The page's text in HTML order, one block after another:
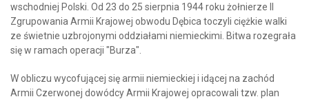
wschodniej Polski. Od 23 do 25 sierpnia 1944 roku żołnierze II
Zgrupowania Armii Krajowej obwodu Dębica toczyli ciężkie walki
ze świetnie uzbrojonymi oddziałami niemieckimi. Bitwa rozegrała
się w ramach operacji "Burza".
W obliczu wycofującej się armii niemieckiej i idącej na zachód
Armii Czerwonej dowódcy Armii Krajowej opracowali tzw. plan